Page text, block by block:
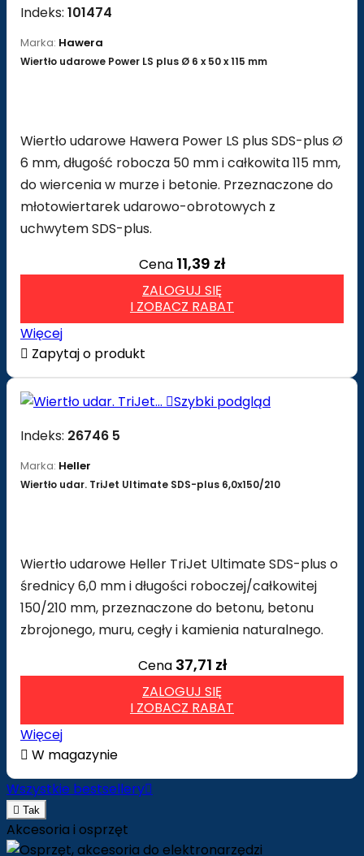
Indeks: 101474
Marka: Hawera
Wiertło udarowe Power LS plus Ø 6 x 50 x 115 mm
Wiertło udarowe Hawera Power LS plus SDS-plus Ø
6 mm, długość robocza 50 mm i całkowita 115 mm,
do wiercenia w murze i betonie. Przeznaczone do
młotowiertarek udarowo-obrotowych z
uchwytem SDS-plus.
Cena 11,39 zł
ZALOGUJ SIĘ
I ZOBACZ RABAT
Więcej
 Zapytaj o produkt
Szybki podgląd
Indeks: 26746 5
Marka: Heller
Wiertło udar. TriJet Ultimate SDS-plus 6,0x150/210
Wiertło udarowe Heller TriJet Ultimate SDS-plus o
średnicy 6,0 mm i długości roboczej/całkowitej
150/210 mm, przeznaczone do betonu, betonu
zbrojonego, muru, cegły i kamienia naturalnego.
Cena 37,71 zł
ZALOGUJ SIĘ
I ZOBACZ RABAT
Więcej
 W magazynie
Wszystkie bestsellery
 Tak
Akcesoria i osprzęt